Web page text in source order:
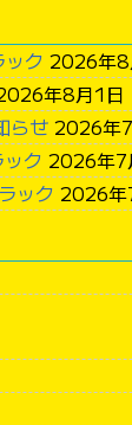
ク 2026年8
年8月1日
らせ 2026年
ク 2026年7
ック 2026年